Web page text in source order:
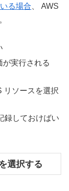
る場合 、 AWS
が実行される
リソースを選択
録しておけばい
選択する